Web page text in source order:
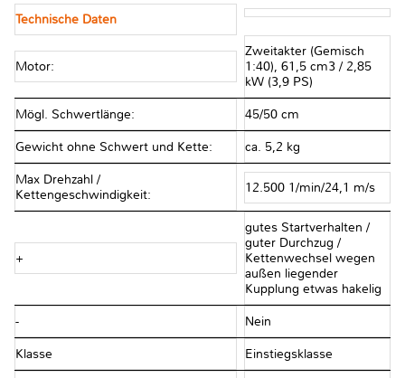
Technische Daten
Motor:
Zweitakter (Gemisch
1:40), 61,5 cm3 / 2,85
kW (3,9 PS)
Mögl. Schwertlänge: 45/50 cm
Gewicht ohne Schwert und Kette: ca. 5,2 kg
Max Drehzahl /
Kettengeschwindigkeit:
12.500 1/min/24,1 m/s
+
gutes Startverhalten /
guter Durchzug /
Kettenwechsel wegen
außen liegender
Kupplung etwas hakelig
- Nein
Klasse Einstiegsklasse